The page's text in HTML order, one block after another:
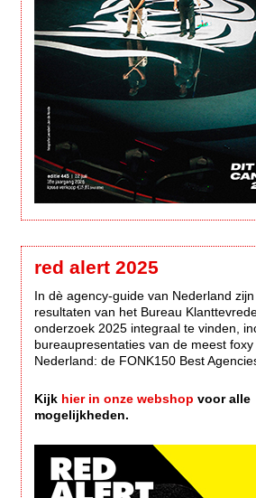
red alert 2025
In dè agency-guide van Nederland
resultaten van het Bureau
onderzoek 2025 integraal te vinden,
bureaupresentaties van de meest
Nederland: de FONK150 Best
Kijk hier in onze webshop voor alle
mogelijkheden.